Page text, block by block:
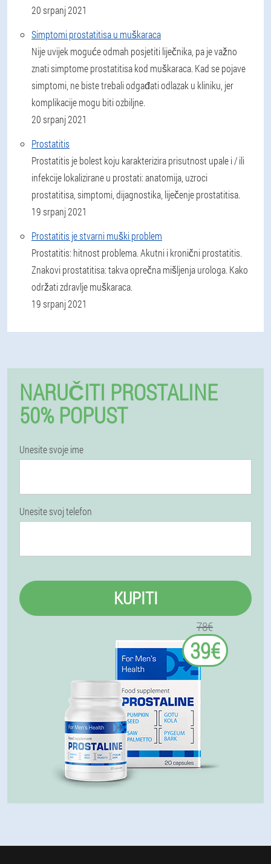
20 srpanj 2021
Simptomi prostatitisa u muškaraca
Nije uvijek moguće odmah posjetiti liječnika, pa je važno
znati simptome prostatitisa kod muškaraca. Kad se pojave
simptomi, ne biste trebali odgađati odlazak u kliniku, jer
komplikacije mogu biti ozbiljne.
20 srpanj 2021
Prostatitis
Prostatitis je bolest koju karakterizira prisutnost upale i / ili
infekcije lokalizirane u prostati: anatomija, uzroci
prostatitisa, simptomi, dijagnostika, liječenje prostatitisa.
19 srpanj 2021
Prostatitis je stvarni muški problem
Prostatitis: hitnost problema. Akutni i kronični prostatitis.
Znakovi prostatitisa: takva oprečna mišljenja urologa. Kako
održati zdravlje muškaraca.
19 srpanj 2021
NARUČITI PROSTALINE
50% POPUST
Unesite svoje ime
Unesite svoj telefon
KUPITI
78€
39€